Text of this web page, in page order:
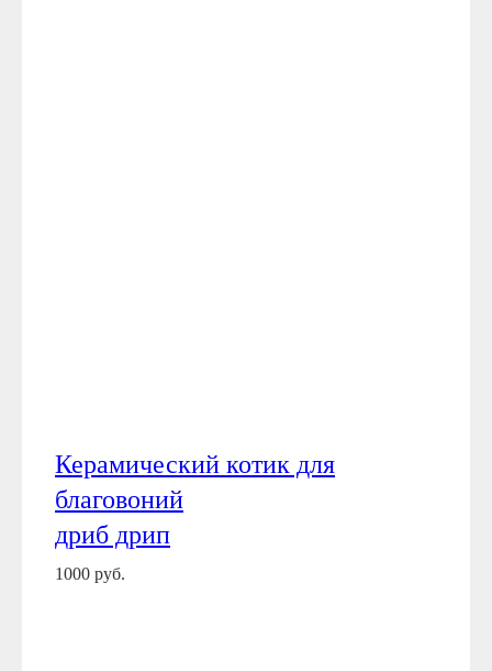
Керамический котик для
благовоний
дриб дрип
1000 руб.